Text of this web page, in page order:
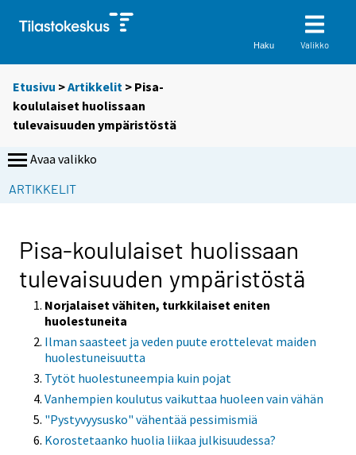
Haku Valikko
Etusivu >Artikkelit > Pisa-
koululaiset huolissaan
tulevaisuuden ympäristöstä
Avaa valikko
ARTIKKELIT
Pisa-koululaiset huolissaan
tulevaisuuden ympäristöstä
Norjalaiset vähiten, turkkilaiset eniten
huolestuneita
Ilman saasteet ja veden puute erottelevat maiden
huolestuneisuutta
Tytöt huolestuneempia kuin pojat
Vanhempien koulutus vaikuttaa huoleen vain vähän
"Pystyvyysusko" vähentää pessimismiä
Korostetaanko huolia liikaa julkisuudessa?